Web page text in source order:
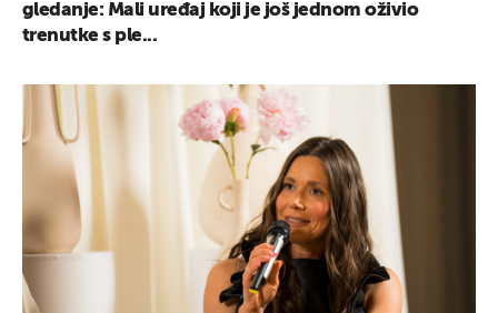
gledanje: Mali uređaj koji je još jednom oživio
trenutke s ple...